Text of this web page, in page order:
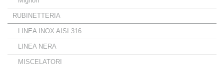
RUBINETTERIA
LINEA INOX AISI 316
LINEA NERA
MISCELATORI